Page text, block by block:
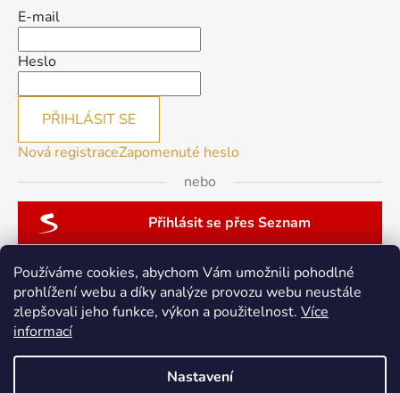
Používáme cookies, abychom Vám umožnili pohodlné
prohlížení webu a díky analýze provozu webu neustále
zlepšovali jeho funkce, výkon a použitelnost. Více
informací
Nastavení
E-mail
Heslo
PŘIHLÁSIT SE
Nová registraceZapomenuté heslo
nebo
Přihlásit se přes Seznam
patchwork-aja.cz